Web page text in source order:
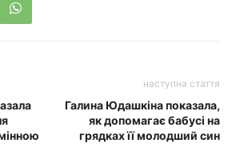
наступна стаття
Галина Юдашкіна показала,
як допомагає бабусі на
грядках її молодший син